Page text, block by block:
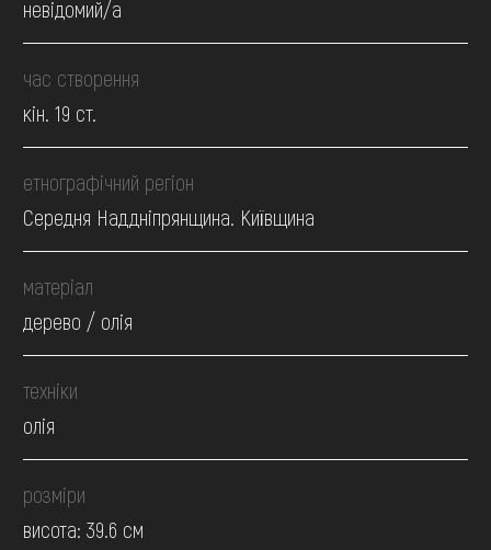
невідомий/а
час створення
кін. 19 ст.
етнографічний регіон
Середня Наддніпрянщина. Київщина
матеріал
дерево / олія
техніки
олія
розміри
висота: 39.6 см